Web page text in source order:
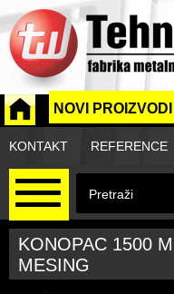
NOVI PROIZVODI
KONTAKT REFERENCE
KONOPAC 1500
MESING